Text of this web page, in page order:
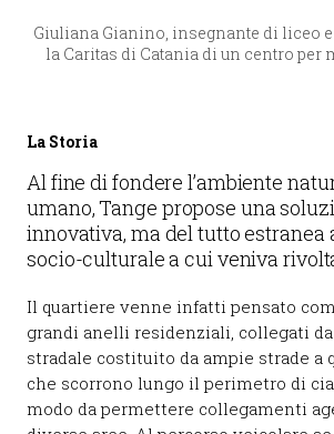
Giuliana Gianino, insegnante di liceo
la Caritas di Catania di un centro
La Storia
Al fine di fondere l’ambiente
umano, Tange propose una
innovativa, ma del tutto estranea
socio-culturale a cui veniva
Il quartiere venne infatti pensato
grandi anelli residenziali, collegati
stradale costituito da ampie strade a
che scorrono lungo il perimetro di
modo da permettere collegamenti